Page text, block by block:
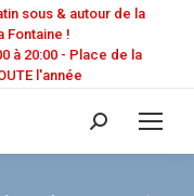
sous & autour de la
Fontaine !
à 20:00 - Place de la
l'année
Recherche
: